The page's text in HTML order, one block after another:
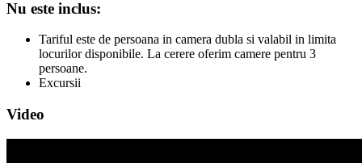
Nu este inclus:
Tariful este de persoana in camera dubla si valabil in limita
locurilor disponibile. La cerere oferim camere pentru 3
persoane.
Excursii
Video